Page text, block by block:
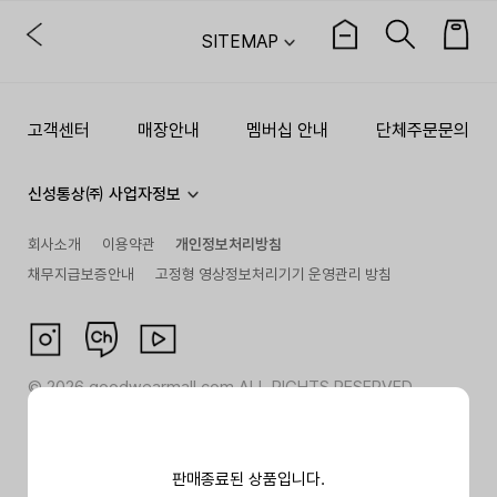
판매종료된 상품입니다.
SITEMAP
고객센터 매장안내 멤버십 안내 단체주문문의
신성통상㈜ 사업자정보
회사소개 이용약관
개인정보처리방침
채무지급보증안내
고정형 영상정보처리기기 운영관리 방침
©2026goodwearmall.com ALL RIGHTS RESERVED